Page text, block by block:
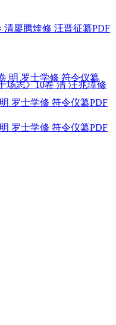
廖腾煃修 汪晋征纂PDF
场志》10卷 清 汪兆璋修
罗士学修 符令仪纂PDF
罗士学修 符令仪纂PDF